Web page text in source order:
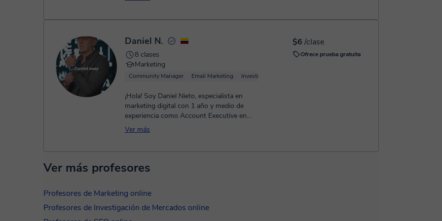
$6 /clase
Ofrece prueba gratuita
Daniel N.
8 clases
Marketing
Community Manager Email Marketing Investigación de Mercados
¡Hola! Soy Daniel Nieto, especialista en
marketing digital con 1 año y medio de
experiencia como Account Executive en
Ver más
Ver más profesores
Profesores de Marketing online
Profesores de Investigación de Mercados online